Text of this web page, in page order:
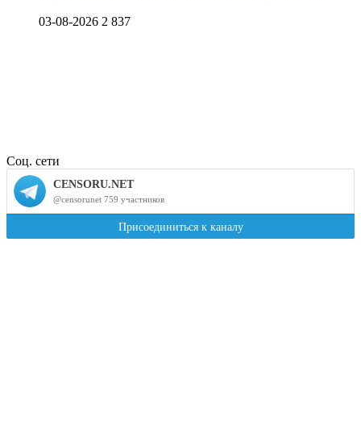
03-08-2026 2 837
Соц. сети